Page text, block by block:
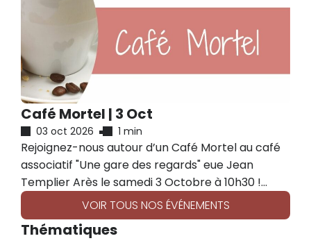
Café Mortel | 3 Oct
03 oct 2026 1 min
Rejoignez-nous autour d’un Café Mortel au café
associatif "Une gare des regards" eue Jean
Templier Arès le samedi 3 Octobre à 10h30 !
Venez partager vos témoignages et écouter
ceux des autres. Qu’est-ce qu’un café mortel ?
Le Café Mortel est un espace pour celles et
VOIR TOUS NOS ÉVÉNEMENTS
Thématiques